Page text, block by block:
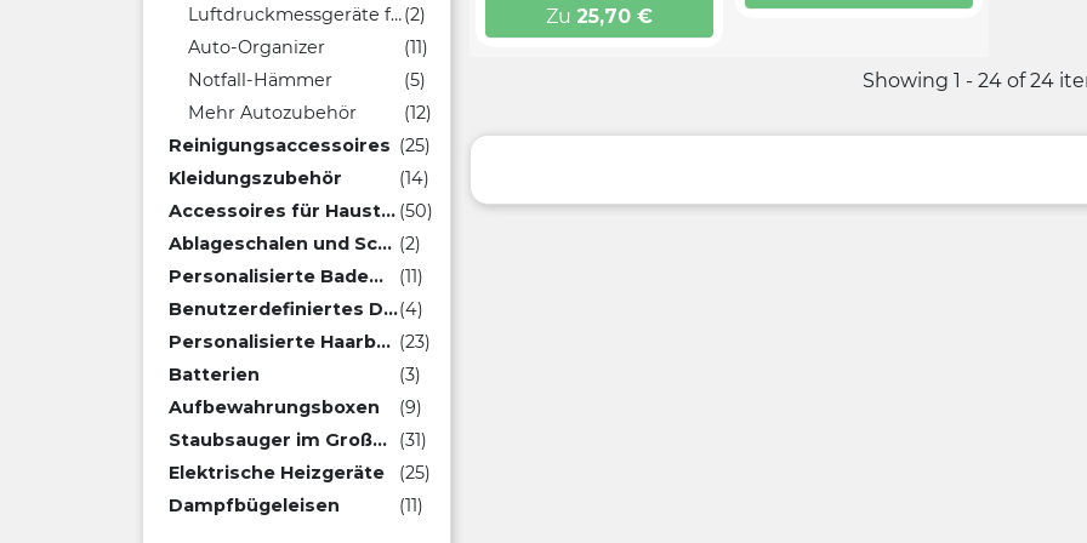
Luftdruckmessgeräte für Reifen(2)
Auto-Organizer
(11)
Notfall-Hämmer
(5)
Mehr Autozubehör
(12)
Reinigungsaccessoires (25)
Kleidungszubehör
(14)
Accessoires für Haustiere (50)
Ablageschalen und Schlüsselbretter (2)
Personalisierte Bademäntel
(11)
Benutzerdefiniertes Dou Dou(4)
Personalisierte Haarbürsten (23)
Batterien
(3)
Aufbewahrungsboxen
(9)
Staubsauger im Großhandel
(31)
Elektrische Heizgeräte
(25)
Dampfbügeleisen
(11)
Zu 25,70 €
Showing 1 - 24 of 24